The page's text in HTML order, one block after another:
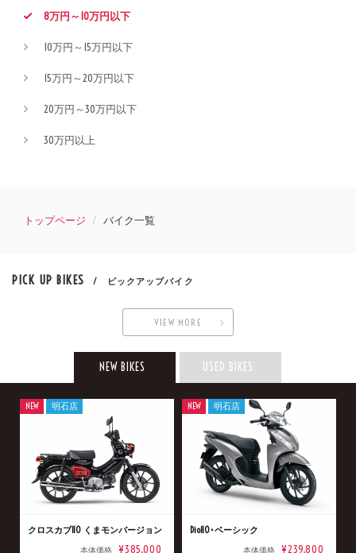
8万円～10万円以下
10万円～15万円以下
15万円～20万円以下
20万円～30万円以下
30万円以上
トップページ バイク一覧
PICK UP BIKES / ピックアップバイク
VIEW MORE
NEW BIKES USED BIKES
クロスカブ110 くまモンバージョン
本体価格 ¥385,000
NEW 明石店
Dio110･ベーシック
本体価格 ¥239,800
NEW 明石店